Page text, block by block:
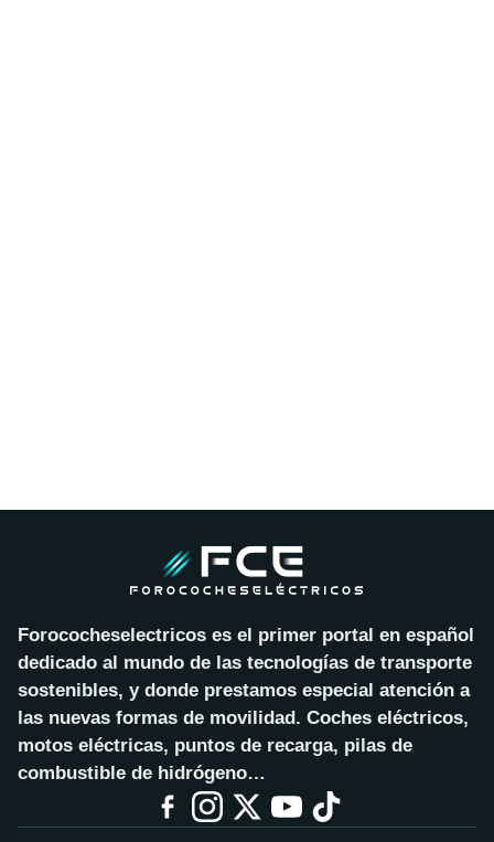
Forococheselectricos es el primer portal en español
dedicado al mundo de las tecnologías de transporte
sostenibles, y donde prestamos especial atención a
las nuevas formas de movilidad. Coches eléctricos,
motos eléctricas, puntos de recarga, pilas de
combustible de hidrógeno…